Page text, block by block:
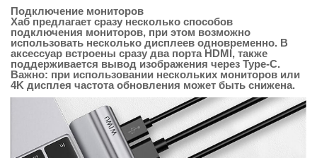
Подключение мониторов
Хаб предлагает сразу несколько способов
подключения мониторов, при этом возможно
использовать несколько дисплеев одновременно. В
аксессуар встроены сразу два порта HDMI, также
поддерживается вывод изображения через Type-C.
Важно: при использовании нескольких мониторов или
4K дисплея частота обновления может быть снижена.